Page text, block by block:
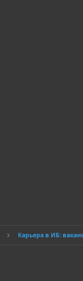
Карьера в ИБ: